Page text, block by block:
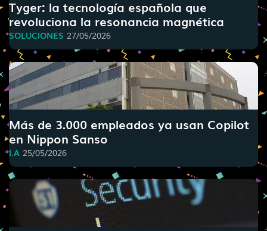
Tyger: la tecnología española que
revoluciona la resonancia magnética
SOLUCIONES 27/05/2026
Más de 3.000 empleados ya usan Copilot
en Nippon Sanso
I.A 25/05/2026